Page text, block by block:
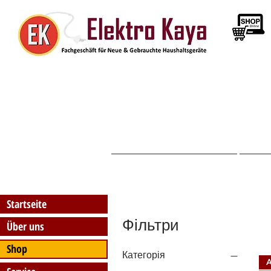
Фільтри
Категорія
Startseite
Über uns
Shop